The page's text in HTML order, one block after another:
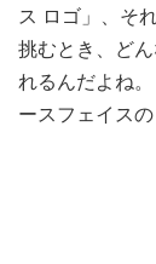
ス ロゴ」、そ
挑むとき、ど
れるんだよね
ースフェイス